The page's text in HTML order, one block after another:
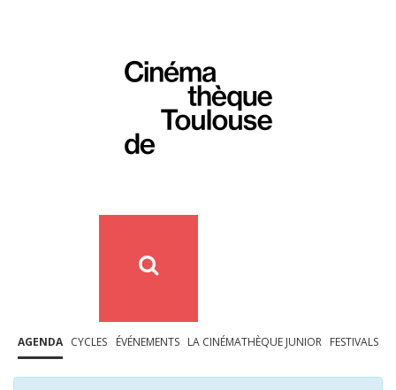
AGENDA CYCLES ÉVÉNEMENTS LA CINÉMATHÈQUE JUNIOR FESTIVALS